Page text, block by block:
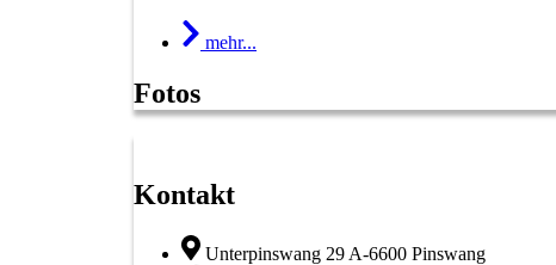
mehr...
Fotos
Kontakt
Unterpinswang 29 A-6600 Pinswang